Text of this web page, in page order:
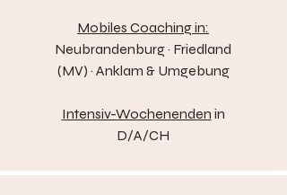
Mobiles Coaching in:
Neubrandenburg · Friedland
(MV) · Anklam & Umgebung
Intensiv-Wochenenden in
D/A/CH